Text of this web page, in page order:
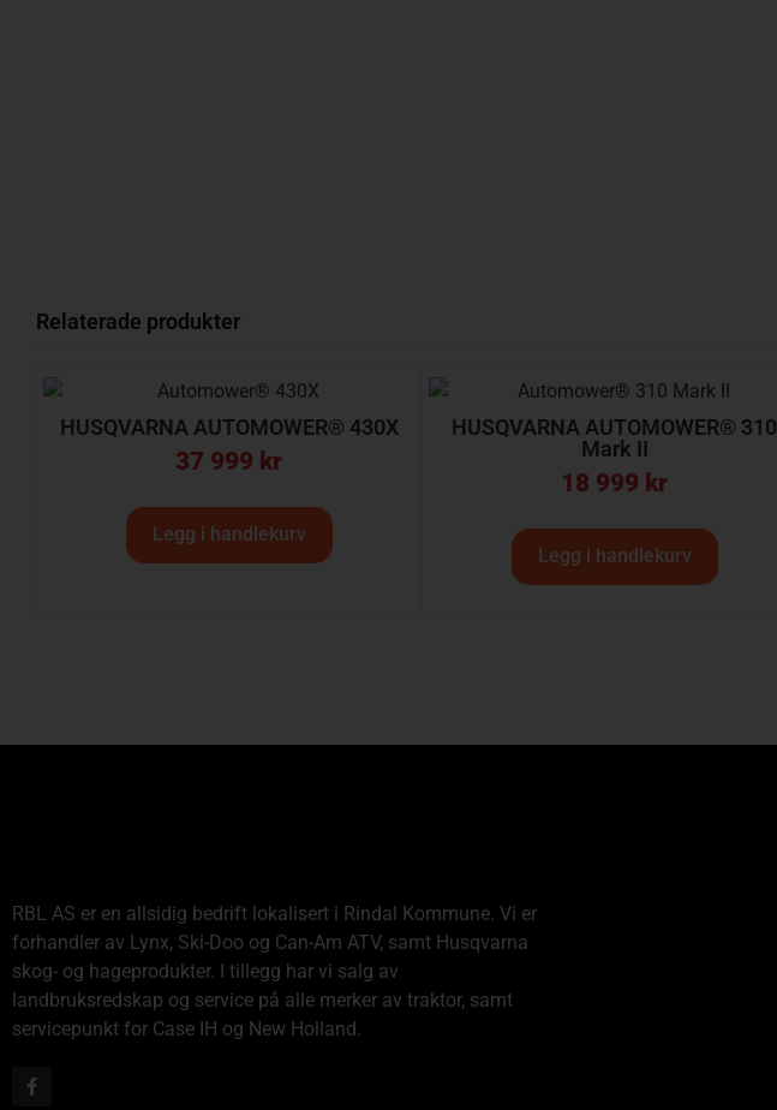
Relaterade produkter
HUSQVARNA AUTOMOWER® 430X
37 999 kr
Legg i handlekurv
HUSQVARNA AUTOMOWER® 310
Mark II
18 999 kr
Legg i handlekurv
RBL AS er en allsidig bedrift lokalisert i Rindal Kommune. Vi er
forhandler av Lynx, Ski-Doo og Can-Am ATV, samt Husqvarna
skog- og hageprodukter. I tillegg har vi salg av
landbruksredskap og service på alle merker av traktor, samt
servicepunkt for Case IH og New Holland.